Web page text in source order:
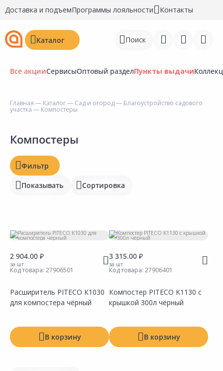
Доставка и подъемПрограммы лояльности Контакты
Каталог Поиск
Все акцииСервисыОптовый разделПункты выдачи
Главная — Каталог— Сад и огород— Благоустройство садового
участка — Компостеры
Компостеры
Наличие на складах
Статус
Отзывы
Тип
Материал
Производитель
Фильтр
Показывать Сортировка
2 904.00 ₽
за шт
Код товара: 27906501
Расширитель PITECO К1030
для компостера чёрный
В корзину
3 315.00 ₽
за шт
Код товара: 27906401
Компостер PITECO K1130 c
крышкой 300л чёрный
В корзину